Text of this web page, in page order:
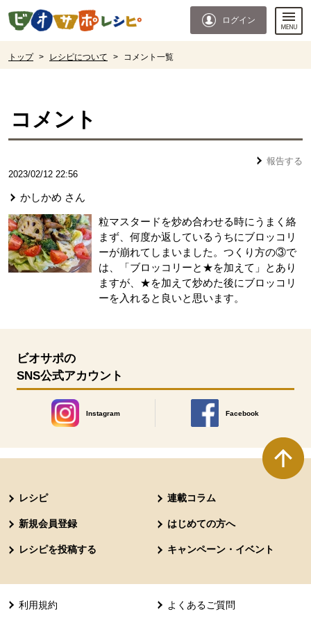
ページの先頭です。
ログイン
トップ > レシピについて > コメント一覧
コメント
報告する
2023/02/12 22:56
かしかめ さん
粒マスタードを炒め合わせる時にうまく絡
まず、何度か返しているうちにブロッコリ
ーが崩れてしまいました。つくり方の③で
は、「ブロッコリーと★を加えて」とあり
ますが、★を加えて炒めた後にブロッコリ
ーを入れると良いと思います。
ビオサポの
SNS公式アカウント
Instagram
別のウィンドウで開きます。
Facebook
別のウィンドウで開きます
レシピ 連載コラム
新規会員登録 はじめての方へ
レシピを投稿する キャンペーン・イベント
利用規約 よくあるご質問